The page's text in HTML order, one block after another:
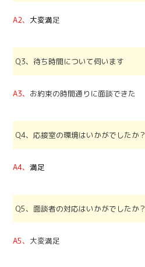
A2、 大変満足
Q3、待ち時間について伺います
A3、 お約束の時間通りに面談できた
Q4、応接室の環境はいかがでしたか？
A4、満足
Q5、面談者の対応はいかがでしたか？
A5、 大変満足